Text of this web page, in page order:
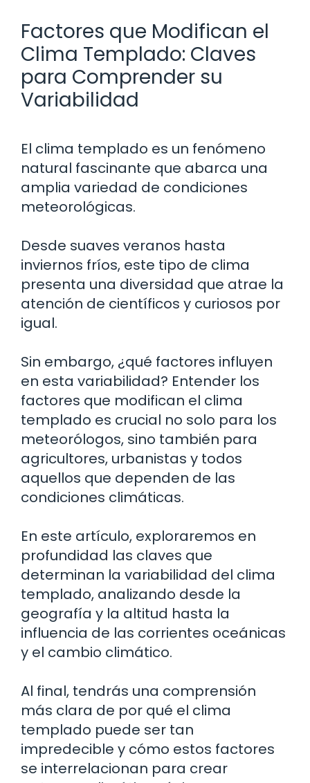
Factores que Modifican el
Clima Templado: Claves
para Comprender su
Variabilidad
El clima templado es un fenómeno
natural fascinante que abarca una
amplia variedad de condiciones
meteorológicas.
Desde suaves veranos hasta
inviernos fríos, este tipo de clima
presenta una diversidad que atrae la
atención de científicos y curiosos por
igual.
Sin embargo, ¿qué factores influyen
en esta variabilidad? Entender los
factores que modifican el clima
templado es crucial no solo para los
meteorólogos, sino también para
agricultores, urbanistas y todos
aquellos que dependen de las
condiciones climáticas.
En este artículo, exploraremos en
profundidad las claves que
determinan la variabilidad del clima
templado, analizando desde la
geografía y la altitud hasta la
influencia de las corrientes oceánicas
y el cambio climático.
Al final, tendrás una comprensión
más clara de por qué el clima
templado puede ser tan
impredecible y cómo estos factores
se interrelacionan para crear